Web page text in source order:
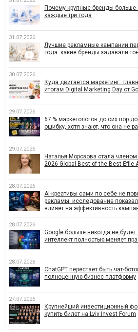
Почему крупные бренды больше
каждые три года
31.07.2026
Лучшие рекламные кампании
года: какие бренды задавали
30.07.2026
Куда двигается маркетинг:
итогам Digital Marketing Day от
29.07.2026
67 % маркетологов до сих пор
ошибку, хотя знают, что она не
29.07.2026
Наталья Морозова стала
2026 Global Best of the Best Effie
28.07.2026
AI-креативы сами по себе не
рекламы: исследование
влияет на эффективность
28.07.2026
Google больше никогда не
интеллект полностью меняет
28.07.2026
ChatGPT перестает быть чат-
полноценную бизнес-платформу
27.07.2026
Крупнейший инвестиционный
купить билет на Lviv Invest Forum